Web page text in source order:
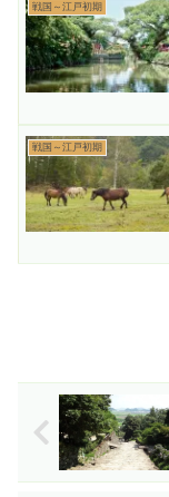
戦国～江戸初期
戦国～江戸初期